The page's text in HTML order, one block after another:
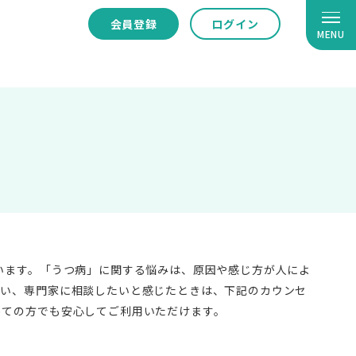
MENU
会員登録 ログイン
す。「うつ病」に関する悩みは、原因や感じ方が人によ
、専門家に相談したいと感じたときは、下記のカウンセ
方でも安心してご利用いただけます。